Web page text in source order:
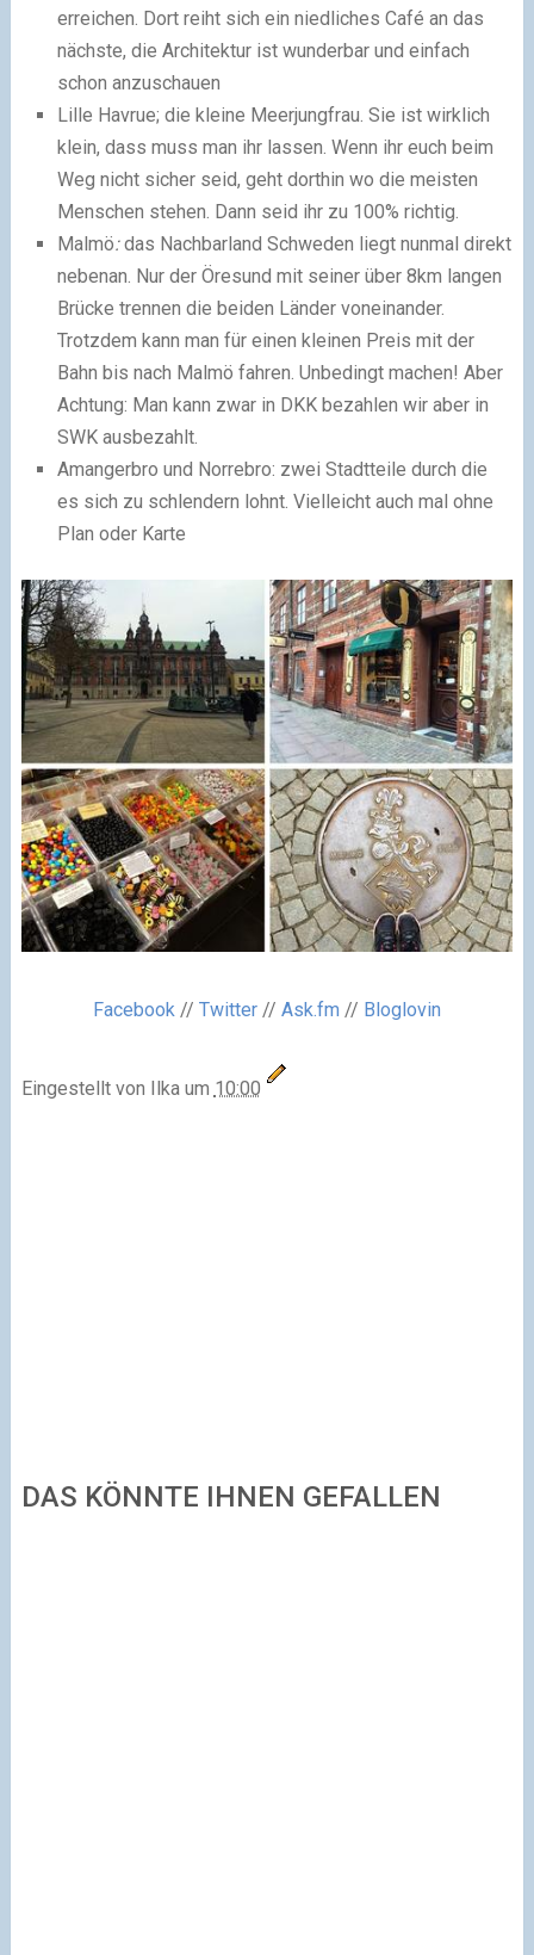
erreichen. Dort reiht sich ein niedliches Café an das
nächste, die Architektur ist wunderbar und einfach
schon anzuschauen
Lille Havrue; die kleine Meerjungfrau. Sie ist wirklich
klein, dass muss man ihr lassen. Wenn ihr euch beim
Weg nicht sicher seid, geht dorthin wo die meisten
Menschen stehen. Dann seid ihr zu 100% richtig.
Malmö:das Nachbarland Schweden liegt nunmal direkt
nebenan. Nur der Öresund mit seiner über 8km langen
Brücke trennen die beiden Länder voneinander.
Trotzdem kann man für einen kleinen Preis mit der
Bahn bis nach Malmö fahren. Unbedingt machen! Aber
Achtung: Man kann zwar in DKK bezahlen wir aber in
SWK ausbezahlt.
Amangerbro und Norrebro: zwei Stadtteile durch die
es sich zu schlendern lohnt. Vielleicht auch mal ohne
Plan oder Karte
Facebook // Twitter// Ask.fm // Bloglovin
Eingestellt von Ilka um 10:00
DAS KÖNNTE IHNEN GEFALLEN